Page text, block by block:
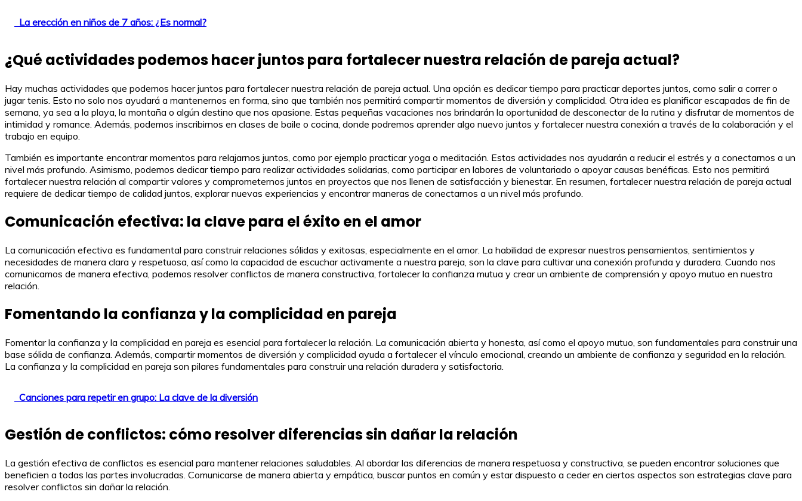
La erección en niños de 7 años: ¿Es normal?
¿Qué actividades podemos hacer juntos para fortalecer nuestra relación de pareja actual?
Hay muchas actividades que podemos hacer juntos para fortalecer nuestra relación de pareja actual. Una opción es dedicar tiempo para practicar deportes juntos, como salir a correr o
jugar tenis. Esto no solo nos ayudará a mantenernos en forma, sino que también nos permitirá compartir momentos de diversión y complicidad. Otra idea es planificar escapadas de fin de
semana, ya sea a la playa, la montaña o algún destino que nos apasione. Estas pequeñas vacaciones nos brindarán la oportunidad de desconectar de la rutina y disfrutar de momentos de
intimidad y romance. Además, podemos inscribirnos en clases de baile o cocina, donde podremos aprender algo nuevo juntos y fortalecer nuestra conexión a través de la colaboración y el
trabajo en equipo.
También es importante encontrar momentos para relajarnos juntos, como por ejemplo practicar yoga o meditación. Estas actividades nos ayudarán a reducir el estrés y a conectarnos a un
nivel más profundo. Asimismo, podemos dedicar tiempo para realizar actividades solidarias, como participar en labores de voluntariado o apoyar causas benéficas. Esto nos permitirá
fortalecer nuestra relación al compartir valores y comprometernos juntos en proyectos que nos llenen de satisfacción y bienestar. En resumen, fortalecer nuestra relación de pareja actual
requiere de dedicar tiempo de calidad juntos, explorar nuevas experiencias y encontrar maneras de conectarnos a un nivel más profundo.
Comunicación efectiva: la clave para el éxito en el amor
La comunicación efectiva es fundamental para construir relaciones sólidas y exitosas, especialmente en el amor. La habilidad de expresar nuestros pensamientos, sentimientos y
necesidades de manera clara y respetuosa, así como la capacidad de escuchar activamente a nuestra pareja, son la clave para cultivar una conexión profunda y duradera. Cuando nos
comunicamos de manera efectiva, podemos resolver conflictos de manera constructiva, fortalecer la confianza mutua y crear un ambiente de comprensión y apoyo mutuo en nuestra
relación.
Fomentando la confianza y la complicidad en pareja
Fomentar la confianza y la complicidad en pareja es esencial para fortalecer la relación. La comunicación abierta y honesta, así como el apoyo mutuo, son fundamentales para construir una
base sólida de confianza. Además, compartir momentos de diversión y complicidad ayuda a fortalecer el vínculo emocional, creando un ambiente de confianza y seguridad en la relación.
La confianza y la complicidad en pareja son pilares fundamentales para construir una relación duradera y satisfactoria.
Canciones para repetir en grupo: La clave de la diversión
Gestión de conflictos: cómo resolver diferencias sin dañar la relación
La gestión efectiva de conflictos es esencial para mantener relaciones saludables. Al abordar las diferencias de manera respetuosa y constructiva, se pueden encontrar soluciones que
beneficien a todas las partes involucradas. Comunicarse de manera abierta y empática, buscar puntos en común y estar dispuesto a ceder en ciertos aspectos son estrategias clave para
resolver conflictos sin dañar la relación.